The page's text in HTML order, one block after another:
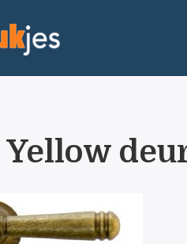
Yellow